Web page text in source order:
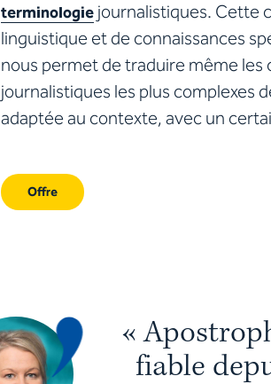
terminologie journalistiques. Cette
linguistique et de connaissances
nous permet de traduire même les
journalistiques les plus complexes
adaptée au contexte, avec un
Offre
« Apostrop
fiable dep